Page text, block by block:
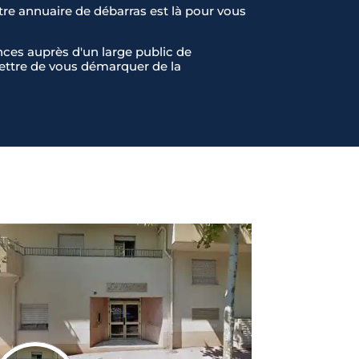
annuaire de débarras est là pour vous
auprès d'un large public de
de vous démarquer de la